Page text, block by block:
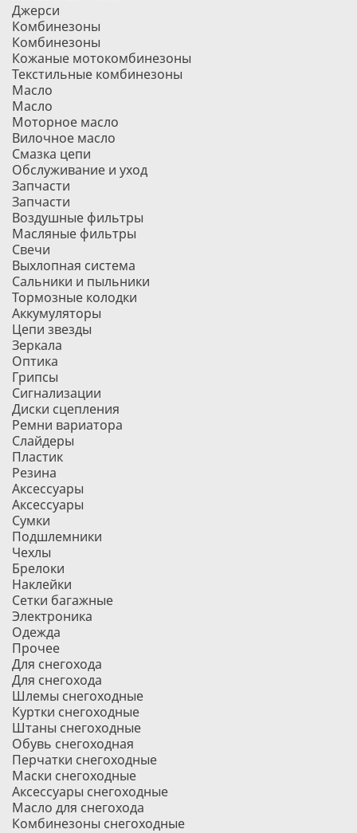
Джерси
Комбинезоны
Комбинезоны
Кожаные мотокомбинезоны
Текстильные комбинезоны
Масло
Масло
Моторное масло
Вилочное масло
Смазка цепи
Обслуживание и уход
Запчасти
Запчасти
Воздушные фильтры
Масляные фильтры
Свечи
Выхлопная система
Сальники и пыльники
Тормозные колодки
Аккумуляторы
Цепи звезды
Зеркала
Оптика
Грипсы
Сигнализации
Диски сцепления
Ремни вариатора
Слайдеры
Пластик
Резина
Аксессуары
Аксессуары
Сумки
Подшлемники
Чехлы
Брелоки
Наклейки
Сетки багажные
Электроника
Одежда
Прочее
Для снегохода
Для снегохода
Шлемы снегоходные
Куртки снегоходные
Штаны снегоходные
Обувь снегоходная
Перчатки снегоходные
Маски снегоходные
Аксессуары снегоходные
Масло для снегохода
Комбинезоны снегоходные